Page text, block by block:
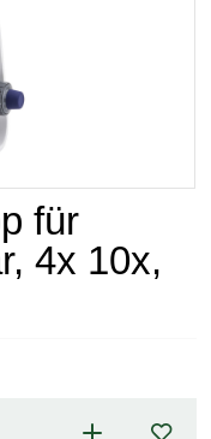
für
4x 10x,